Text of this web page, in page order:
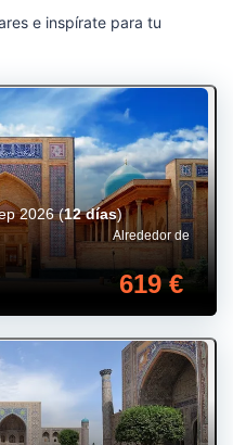
e inspírate para tu
Alrededor de
619 €
2026(12 días)